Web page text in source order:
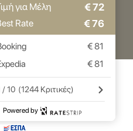
Abouthotelier.com
για Μέλη € 72
Rate € 76
€81
€81
/ 10 (1244 Κριτικές)
Powered by